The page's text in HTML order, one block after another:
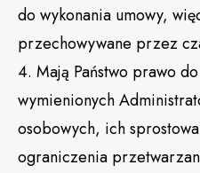
do wykonania umowy,
przechowywane przez
4. Mają Państwo prawo
wymienionych
osobowych, ich
ograniczenia